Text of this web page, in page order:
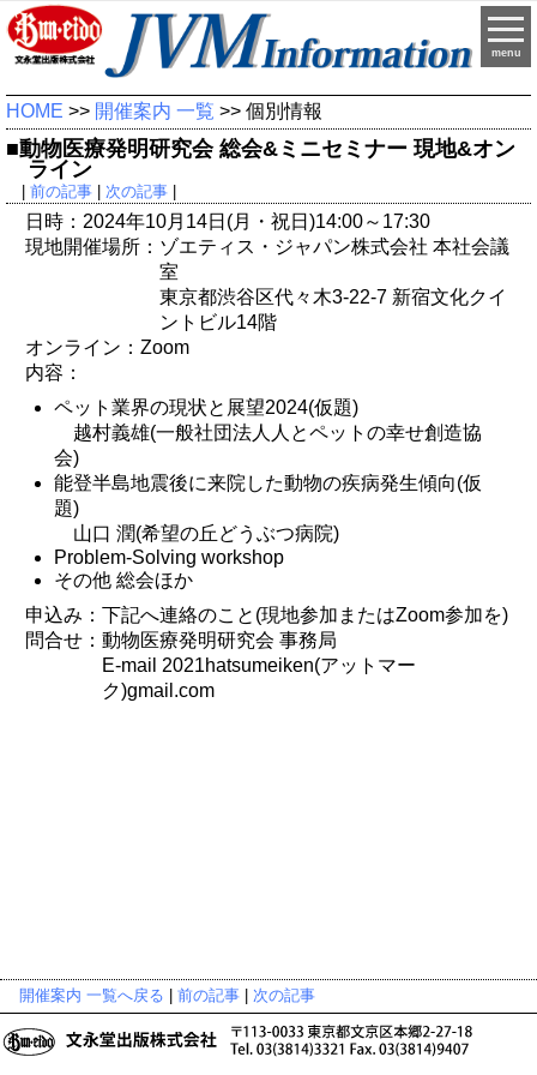
menu
HOME >> 開催案内 一覧 >> 個別情報
■動物医療発明研究会 総会&ミニセミナー 現地&オン
ライン
| 前の記事| 次の記事|
日時：2024年10月14日(月・祝日)14:00～17:30
現地開催場所：ゾエティス・ジャパン株式会社 本社会議
室
東京都渋谷区代々木3-22-7 新宿文化クイ
ントビル14階
オンライン：Zoom
内容：
ペット業界の現状と展望2024(仮題)
越村義雄(一般社団法人人とペットの幸せ創造協
会)
能登半島地震後に来院した動物の疾病発生傾向(仮
題)
山口 潤(希望の丘どうぶつ病院)
Problem-Solving workshop
その他 総会ほか
申込み：下記へ連絡のこと(現地参加またはZoom参加を)
問合せ：動物医療発明研究会 事務局
E-mail 2021hatsumeiken(アットマー
ク)gmail.com
開催案内 一覧へ戻る 前の記事 次の記事